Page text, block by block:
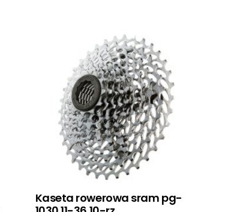
Kaseta rowerowa sram pg-